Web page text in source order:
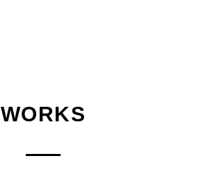
WORKS